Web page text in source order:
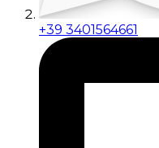
+39 3401564661